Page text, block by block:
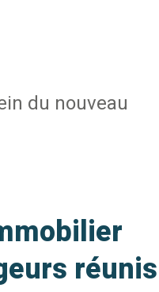
du nouveau
réunis